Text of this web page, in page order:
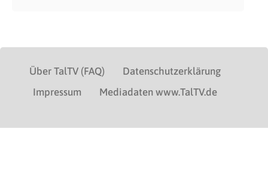
Über TalTV (FAQ)
Datenschutzerklärung
Impressum
Mediadaten www.TalTV.de